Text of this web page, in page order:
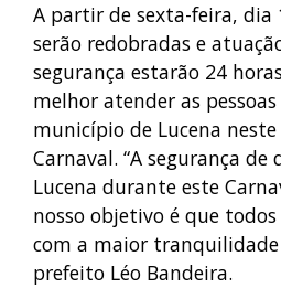
A partir de sexta-feira, dia
serão redobradas e
segurança estarão 24
melhor atender as
município de Lucena
Carnaval. “A segurança de
Lucena durante este
nosso objetivo é que
com a maior tranquilidade
prefeito Léo Bandeira.